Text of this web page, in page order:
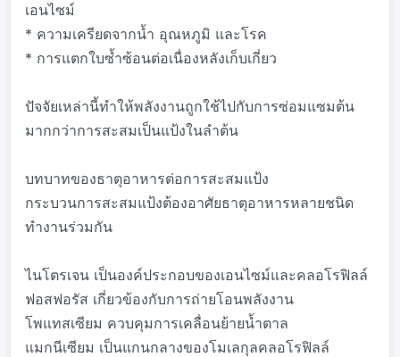
เอนไซม์
* ความเครียดจากน้ำ อุณหภูมิ และโรค
* การแตกใบซ้ำซ้อนต่อเนื่องหลังเก็บเกี่ยว
ปัจจัยเหล่านี้ทำให้พลังงานถูกใช้ไปกับการซ่อมแซมต้น
มากกว่าการสะสมเป็นแป้งในลำต้น
บทบาทของธาตุอาหารต่อการสะสมแป้ง
กระบวนการสะสมแป้งต้องอาศัยธาตุอาหารหลายชนิด
ทำงานร่วมกัน
ไนโตรเจน เป็นองค์ประกอบของเอนไซม์และคลอโรฟิลล์
ฟอสฟอรัส เกี่ยวข้องกับการถ่ายโอนพลังงาน
โพแทสเซียม ควบคุมการเคลื่อนย้ายน้ำตาล
แมกนีเซียม เป็นแกนกลางของโมเลกุลคลอโรฟิลล์